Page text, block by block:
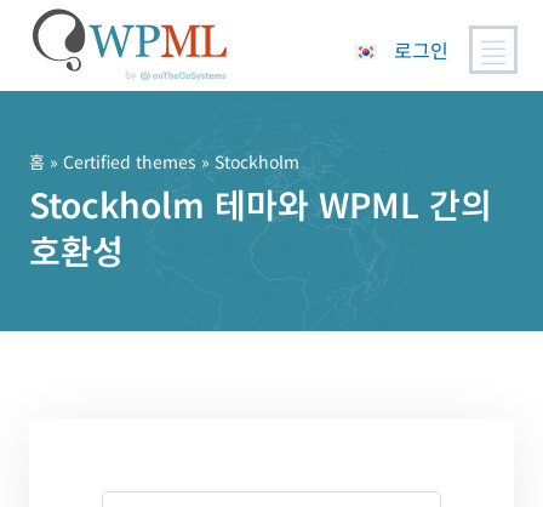
로그인
홈 » Certified themes » Stockholm
Stockholm 테마와 WPML 간의
호환성